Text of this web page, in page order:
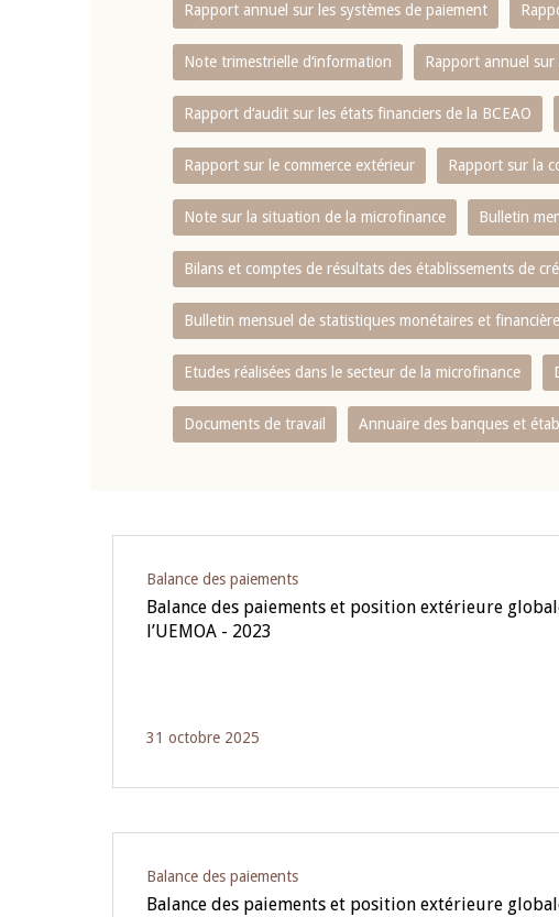
Rapport annuel sur les systèmes de paiement
Note trimestrielle d‘information Rapport annuel sur
Rapport d‘audit sur les états financiers de la BCEAO
Rapport sur le commerce extérieur Rapport sur la
Note sur la situation de la microfinance Bulletin
Bilans et comptes de résultats des établissements de
Bulletin mensuel de statistiques monétaires et
Etudes réalisées dans le secteur de la microfinance
Documents de travail Annuaire des banques et
Balance des paiements
Balance des paiements et position extérieure
l’UEMOA - 2023
31 octobre 2025
Balance des paiements
Balance des paiements et position extérieure